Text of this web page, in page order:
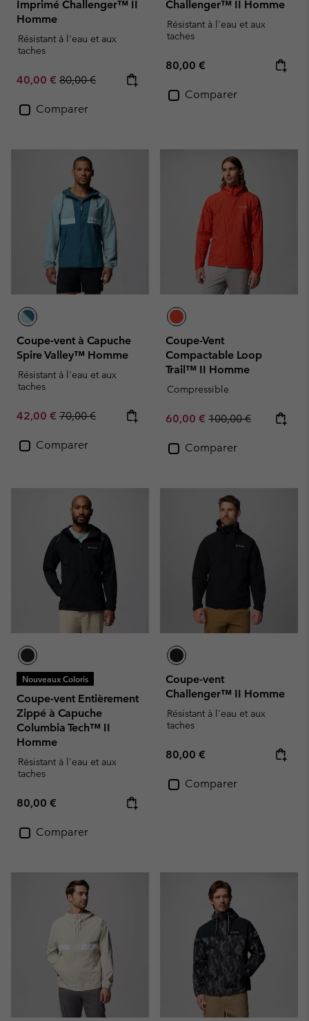
Imprimé Challenger™ II
Homme
Résistant à l'eau et aux
taches
Sale price:
40,00 € Regular price:
80,00 €
Comparer
Challenger™ II Homme
Résistant à l'eau et aux
taches
Regular price:
80,00 €
Comparer
Coupe-vent à Capuche
Spire Valley™ Homme
Résistant à l'eau et aux
taches
Sale price:
42,00 € Regular price:
70,00 €
Comparer
Coupe-Vent
Compactable Loop
Trail™ II Homme
Compressible
Sale price:
60,00 € Regular price:
100,00 €
Comparer
Nouveaux Coloris
Coupe-vent Entièrement
Zippé à Capuche
Columbia Tech™ II
Homme
Résistant à l'eau et aux
taches
Regular price:
80,00 €
Comparer
Coupe-vent
Challenger™ II Homme
Résistant à l'eau et aux
taches
Regular price:
80,00 €
Comparer